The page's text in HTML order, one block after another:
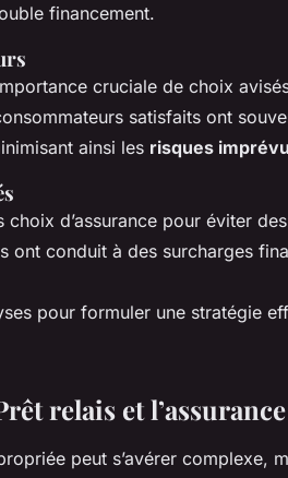
financement.
cruciale de choix
satisfaits ont
ainsi les risques
choix d’assurance pour éviter des
ont conduit à des surcharges
pour formuler une stratégie
relais et
peut s’avérer complexe,